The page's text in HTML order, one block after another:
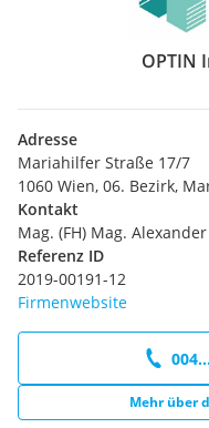
OPTIN
Adresse
Mariahilfer Straße 17/7
1060 Wien, 06. Bezirk,
Kontakt
Mag. (FH) Mag.
Referenz ID
2019-00191-12
Firmenwebsite
Mehr über